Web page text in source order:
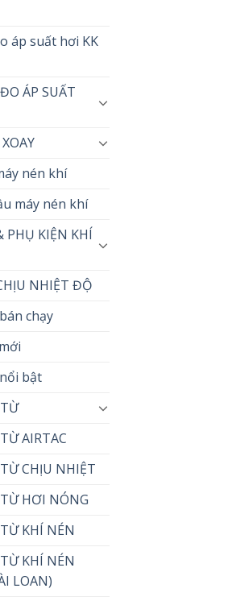
áp suất hơi KK
ÁP SUẤT
nén khí
máy nén khí
PHỤ KIỆN KHÍ
NHIỆT ĐỘ
chạy
bật
AIRTAC
CHỊU NHIỆT
HƠI NÓNG
KHÍ NÉN
KHÍ NÉN
LOAN)